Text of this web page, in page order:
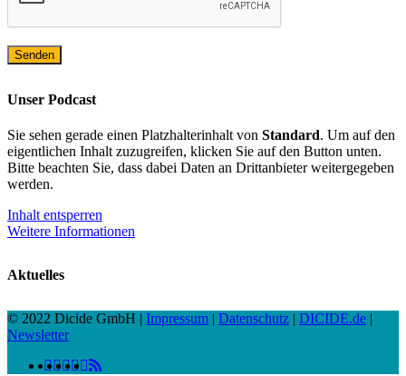
Unser Podcast
Sie sehen gerade einen Platzhalterinhalt von Standard. Um auf den
eigentlichen Inhalt zuzugreifen, klicken Sie auf den Button unten.
Bitte beachten Sie, dass dabei Daten an Drittanbieter weitergegeben
werden.
Inhalt entsperren
Weitere Informationen
Aktuelles
© 2022 Dicide GmbH | Impressum | Datenschutz | DICIDE.de |
Newsletter
twitter
facebook
linkedinyoutube
RSS
instagram
spotify
vk